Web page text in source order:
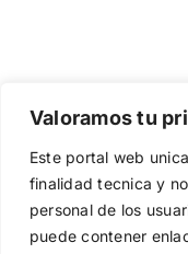
Valoramos tu
Este portal web
finalidad tecnica y
personal de los
puede contener
Copyright 2023 |
el funcionamiento
nuestros servicios.
rechazar las no
Política de cookies